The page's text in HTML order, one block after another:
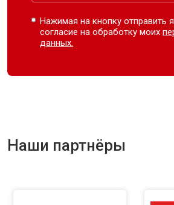
Нажимая на кнопку отправить
согласие на обработку моих
данных.
Наши партнёры